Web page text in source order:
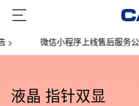
微信小程序上线售后服务公告 >
液晶 指针双显